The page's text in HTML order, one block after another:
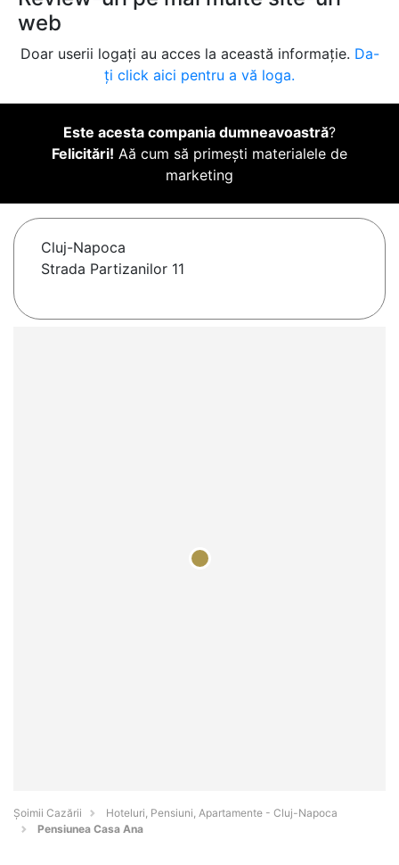
web
Doar userii logați au acces la această informație. Da-
ți click aici pentru a vă loga.
Este acesta compania dumneavoastră?
Felicitări! Aă cum să primești materialele de
marketing
Cluj-Napoca
Strada Partizanilor 11
Șoimii Cazării
Hoteluri, Pensiuni, Apartamente - Cluj-Napoca
Pensiunea Casa Ana